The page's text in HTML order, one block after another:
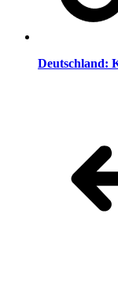
Deutschland: